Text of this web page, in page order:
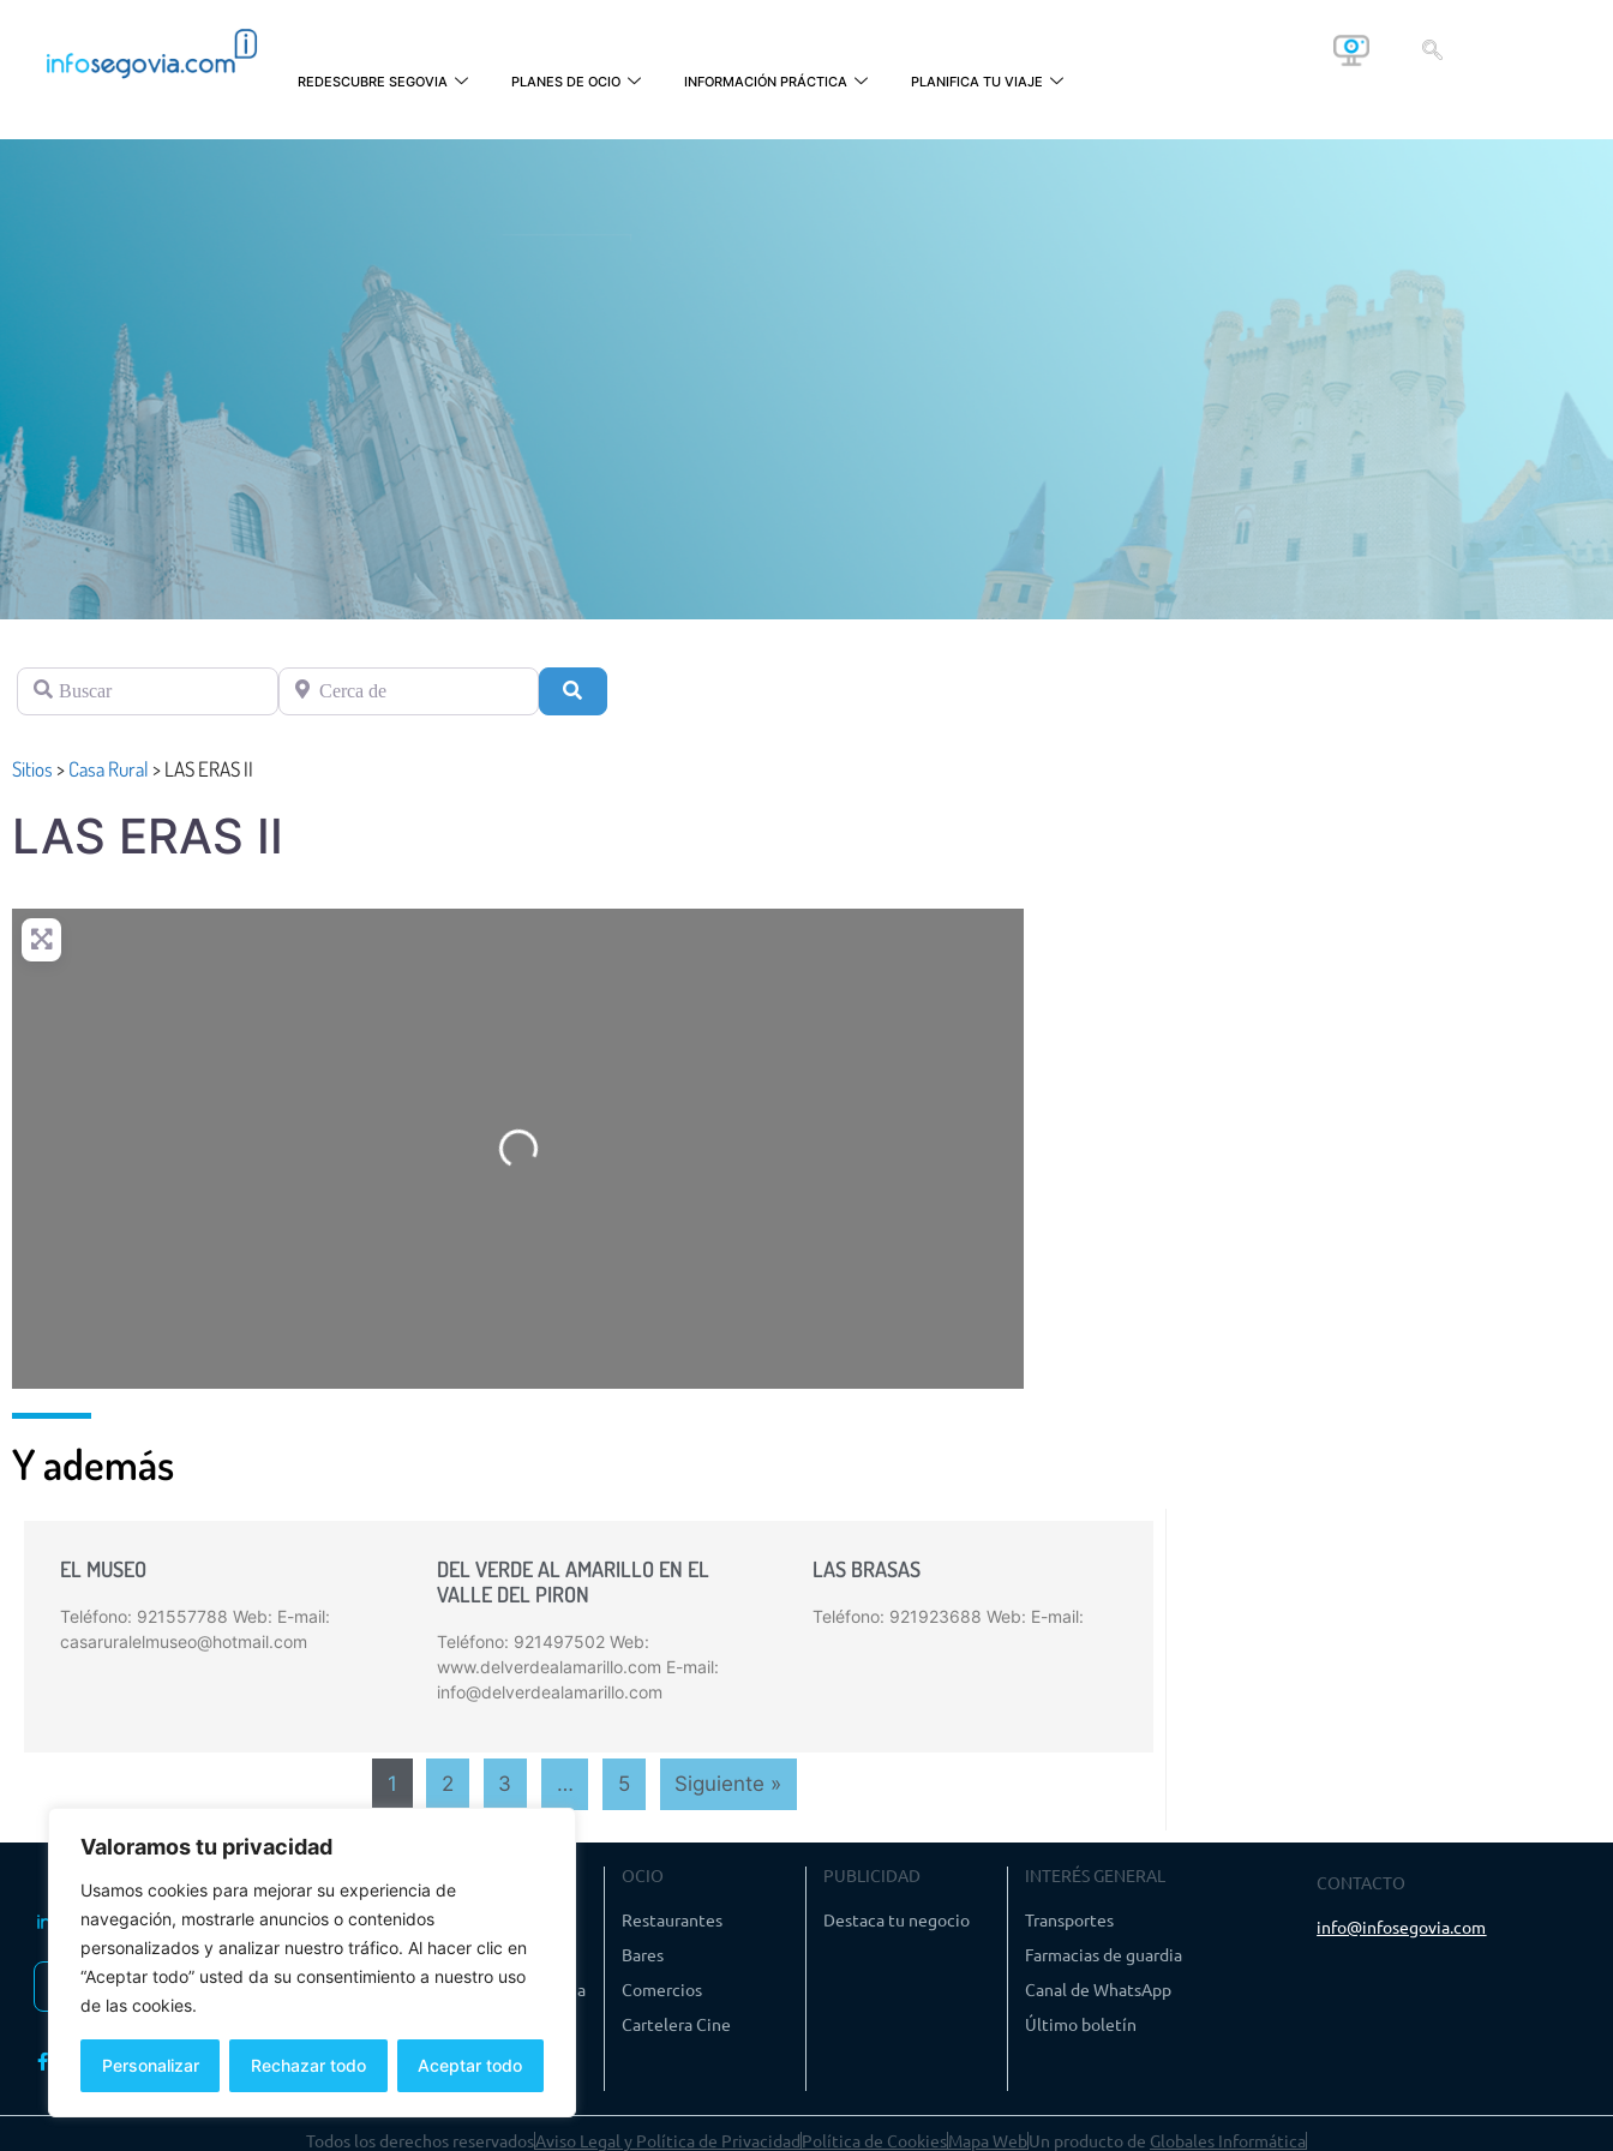
Valoramos tu privacidad
Usamos cookies para mejorar su experiencia de
navegación, mostrarle anuncios o contenidos
personalizados y analizar nuestro tráfico. Al hacer clic en
“Aceptar todo” usted da su consentimiento a nuestro uso
de las cookies.
Personalizar Rechazar todo Aceptar todo
REDESCUBRE SEGOVIA PLANES DE OCIO INFORMACIÓN PRÁCTICA PLANIFICA TU VIAJE
Buscar Cerca de
Sitios >Casa Rural >LAS ERAS II
LAS ERAS II
Cargando…
Y además
EL MUSEO
Teléfono: 921557788 Web: E-mail:
casaruralelmuseo@hotmail.com
DEL VERDE AL AMARILLO EN EL
VALLE DEL PIRON
Teléfono: 921497502 Web:
www.delverdealamarillo.com E-mail:
info@delverdealamarillo.com
LAS BRASAS
Teléfono: 921923688 Web: E-mail:
1 2 3 … 5 Siguiente »
INSCRIBIRSE AL BOLETÍN
Oficinas de turismo
Visitas Guiadas
Folletos y multimedia
OCIO
Restaurantes
Bares
Comercios
Cartelera Cine
PUBLICIDAD
Destaca tu negocio
INTERÉS GENERAL
Transportes
Farmacias de guardia
Canal de WhatsApp
Último boletín
CONTACTO
info@infosegovia.com
Todos los derechos reservadosAviso Legal y Política de PrivacidadPolítica de CookiesMapa WebUn producto de Globales Informática